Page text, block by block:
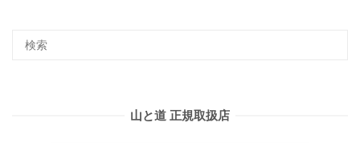
山と道 正規取扱店